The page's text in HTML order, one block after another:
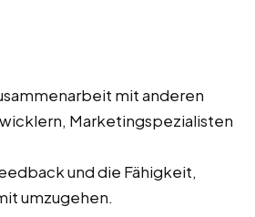
mit anderen
Marketingspezialisten
und die Fähigkeit,
umzugehen.